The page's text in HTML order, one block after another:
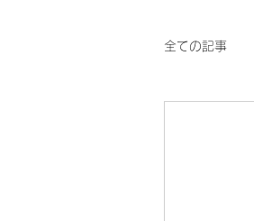
全ての記事